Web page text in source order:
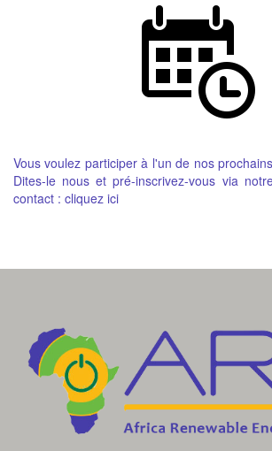
Vous voulez participer à l'un de nos
Dites-le nous et pré-inscrivez-vous via
contact : cliquez ici